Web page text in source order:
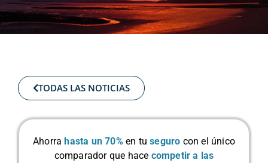
TODAS LAS NOTICIAS
Ahorra hasta un 70% en tuseguro con el único
comparador que hace competir a las